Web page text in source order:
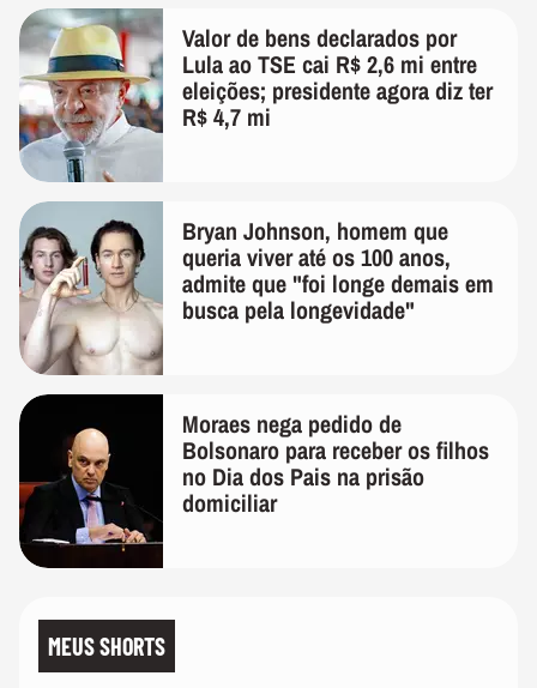
Valor de bens declarados por
Lula ao TSE cai R$ 2,6 mi entre
eleições; presidente agora diz ter
R$ 4,7 mi
Bryan Johnson, homem que
queria viver até os 100 anos,
admite que "foi longe demais em
busca pela longevidade"
Moraes nega pedido de
Bolsonaro para receber os filhos
no Dia dos Pais na prisão
domiciliar
MEUS SHORTS